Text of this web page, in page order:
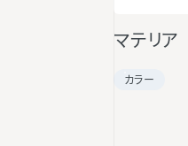
マテリア
カラー